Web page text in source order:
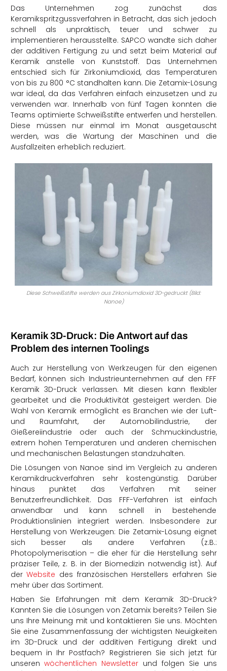
Das Unternehmen zog zunächst das
Keramikspritzgussverfahren in Betracht, das sich jedoch
schnell als unpraktisch, teuer und schwer zu
implementieren herausstellte. SAPCO wandte sich daher
der additiven Fertigung zu und setzt beim Material auf
Keramik anstelle von Kunststoff. Das Unternehmen
entschied sich für Zirkoniumdioxid, das Temperaturen
von bis zu 800 °C standhalten kann. Die Zetamix-Lösung
war ideal, da das Verfahren einfach einzusetzen und zu
verwenden war. Innerhalb von fünf Tagen konnten die
Teams optimierte Schweißstifte entwerfen und herstellen.
Diese müssen nur einmal im Monat ausgetauscht
werden, was die Wartung der Maschinen und die
Ausfallzeiten erheblich reduziert.
Diese Schweißstifte werden aus Zirkoniumdioxid 3D-gedruckt (Bild:
Nanoe)
Keramik 3D-Druck: Die Antwort auf das
Problem des internen Toolings
Auch zur Herstellung von Werkzeugen für den eigenen
Bedarf, können sich Industrieunternehmen auf den FFF
Keramik 3D-Druck verlassen. Mit diesen kann flexibler
gearbeitet und die Produktivität gesteigert werden. Die
Wahl von Keramik ermöglicht es Branchen wie der Luft-
und Raumfahrt, der Automobilindustrie, der
Gießereiindustrie oder auch der Schmuckindustrie,
extrem hohen Temperaturen und anderen chemischen
und mechanischen Belastungen standzuhalten.
Die Lösungen von Nanoe sind im Vergleich zu anderen
Keramikdruckverfahren sehr kostengünstig. Darüber
hinaus punktet das Verfahren mit seiner
Benutzerfreundlichkeit. Das FFF-Verfahren ist einfach
anwendbar und kann schnell in bestehende
Produktionslinien integriert werden. Insbesondere zur
Herstellung von Werkzeugen: Die Zetamix-Lösung eignet
sich besser als andere Verfahren (z.B.:
Photopolymerisation – die eher für die Herstellung sehr
präziser Teile, z. B. in der Biomedizin notwendig ist). Auf
derWebsite des französischen Herstellers erfahren Sie
mehr über das Sortiment.
Haben Sie Erfahrungen mit dem Keramik 3D-Druck?
Kannten Sie die Lösungen von Zetamix bereits? Teilen Sie
uns Ihre Meinung mit und kontaktieren Sie uns. Möchten
Sie eine Zusammenfassung der wichtigsten Neuigkeiten
im 3D-Druck und der additiven Fertigung direkt und
bequem in Ihr Postfach? Registrieren Sie sich jetzt für
unserenwöchentlichen Newsletter und folgen Sie uns